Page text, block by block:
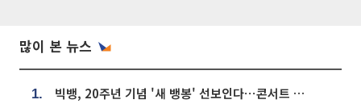
많이 본 뉴스
1. 빅뱅, 20주년 기념 '새 뱅봉' 선보인다⋯콘서트 앞두고 팝업 개최